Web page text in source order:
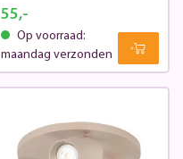
55,-
Op voorraad:
maandag verzonden